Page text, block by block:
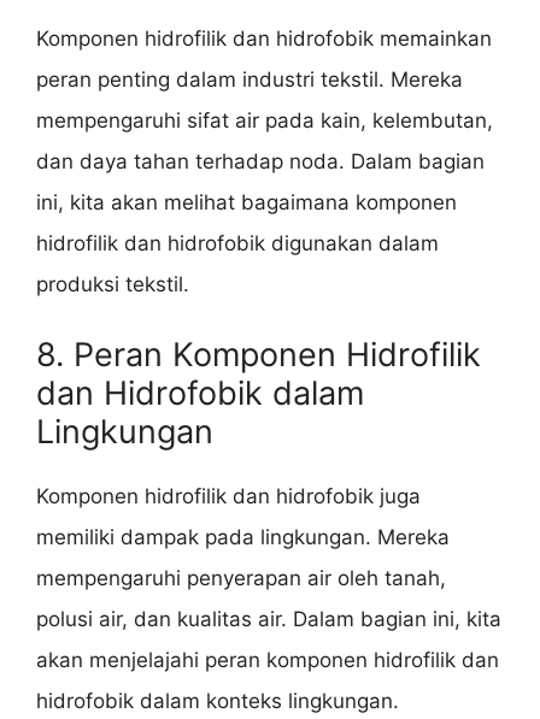
Komponen hidrofilik dan hidrofobik memainkan
peran penting dalam industri tekstil. Mereka
mempengaruhi sifat air pada kain, kelembutan,
dan daya tahan terhadap noda. Dalam bagian
ini, kita akan melihat bagaimana komponen
hidrofilik dan hidrofobik digunakan dalam
produksi tekstil.
8. Peran Komponen Hidrofilik
dan Hidrofobik dalam
Lingkungan
Komponen hidrofilik dan hidrofobik juga
memiliki dampak pada lingkungan. Mereka
mempengaruhi penyerapan air oleh tanah,
polusi air, dan kualitas air. Dalam bagian ini, kita
akan menjelajahi peran komponen hidrofilik dan
hidrofobik dalam konteks lingkungan.